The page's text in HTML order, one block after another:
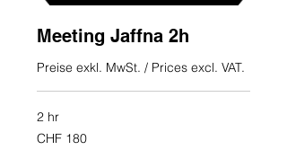
Meeting Jaffna 2h
Preise exkl. MwSt. / Prices excl. VAT.
2 hr
180
Swiss
CHF 180